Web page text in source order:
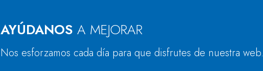
AYÚDANOS A MEJORAR
Nos esforzamos cada día para que disfrutes de nuestra web.